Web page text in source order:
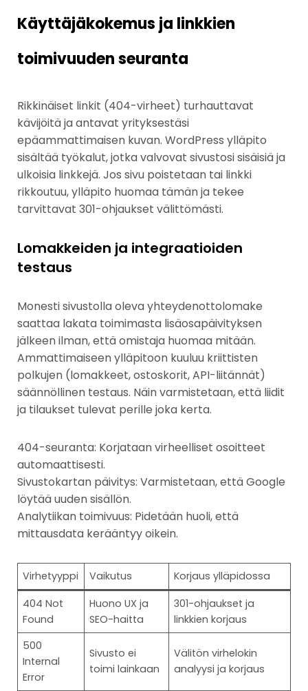
Käyttäjäkokemus ja linkkien
toimivuuden seuranta
Rikkinäiset linkit (404-virheet) turhauttavat
kävijöitä ja antavat yrityksestäsi
epäammattimaisen kuvan. WordPress ylläpito
sisältää työkalut, jotka valvovat sivustosi sisäisiä ja
ulkoisia linkkejä. Jos sivu poistetaan tai linkki
rikkoutuu, ylläpito huomaa tämän ja tekee
tarvittavat 301-ohjaukset välittömästi.
Lomakkeiden ja integraatioiden
testaus
Monesti sivustolla oleva yhteydenottolomake
saattaa lakata toimimasta lisäosapäivityksen
jälkeen ilman, että omistaja huomaa mitään.
Ammattimaiseen ylläpitoon kuuluu kriittisten
polkujen (lomakkeet, ostoskorit, API-liitännät)
säännöllinen testaus. Näin varmistetaan, että liidit
ja tilaukset tulevat perille joka kerta.
404-seuranta: Korjataan virheelliset osoitteet
automaattisesti.
Sivustokartan päivitys: Varmistetaan, että Google
löytää uuden sisällön.
Analytiikan toimivuus: Pidetään huoli, että
mittausdata kerääntyy oikein.
Virhetyyppi Vaikutus
Korjaus ylläpidossa
404 Not
Found
Huono UX ja
SEO-haitta
301-ohjaukset ja
linkkien korjaus
500
Internal
Error
Sivusto ei
toimi lainkaan
Välitön virhelokin
analyysi ja korjaus